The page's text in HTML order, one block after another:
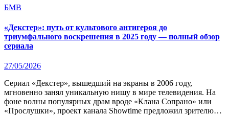
БМВ
«Декстер»: путь от культового антигероя до
триумфального воскрешения в 2025 году — полный обзор
сериала
27/05/2026
Сериал «Декстер», вышедший на экраны в 2006 году,
мгновенно занял уникальную нишу в мире телевидения. На
фоне волны популярных драм вроде «Клана Сопрано» или
«Прослушки», проект канала Showtime предложил зрителю…